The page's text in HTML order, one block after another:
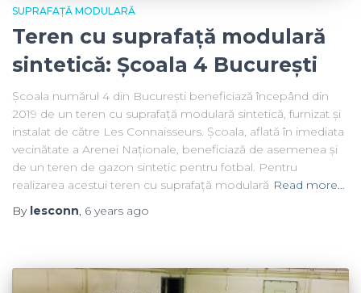
SUPRAFAȚĂ MODULARĂ
Teren cu suprafață modulară
sintetică: Școala 4 București
Școala numărul 4 din București beneficiază începând din
2019 de un teren cu suprafață modulară sintetică, furnizat și
instalat de către Les Connaisseurs. Școala, aflată în imediata
vecinătate a Arenei Naționale, beneficiază de asemenea și
de un teren de gazon sintetic pentru fotbal. Pentru
realizarea acestui teren cu suprafață modulară Read more…
By lesconn, 6 years ago